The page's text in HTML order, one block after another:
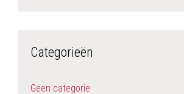
Categorieën
Geen categorie